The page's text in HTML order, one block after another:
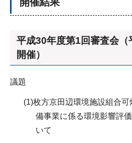
平成30年度第1回審査会（
開催）
議題
(1)枚方京田辺環境施設組合
備事業に係る環境影響評
いて